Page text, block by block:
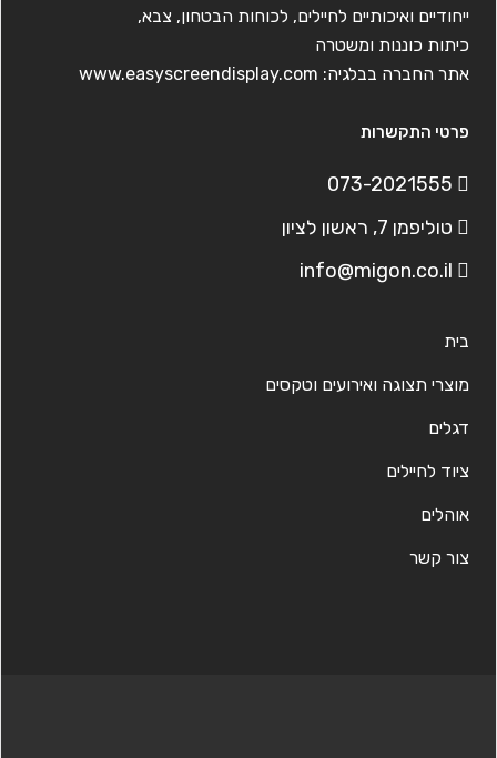
ייחודיים ואיכותיים לחיילים, לכוחות הבטחון, צבא,
כיתות כוננות ומשטרה
אתר החברה בבלגיה: www.easyscreendisplay.com
פרטי התקשרות
073-2021555
טוליפמן 7, ראשון לציון
info@migon.co.il
בית
מוצרי תצוגה ואירועים וטקסים
דגלים
ציוד לחיילים
אוהלים
צור קשר